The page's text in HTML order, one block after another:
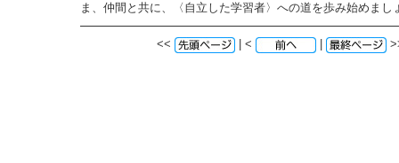
ま、仲間と共に、〈自立した学習者〉への道を歩み始めまし
<< | <